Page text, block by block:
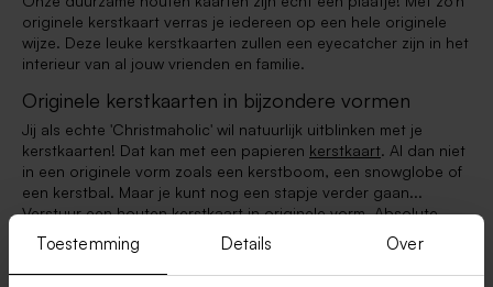
Toestemming Details Over
originele kerstkaart verras je iedereen op een hele originele
wijze. Deze leuke kerstkaarten zullen een eyecatcher zijn in het
interieur van al jouw vrienden en familie.
Originele kerstkaarten in bijzondere vormen
Jij als echte 'Christmaholic' wil natuurlijk uitblinken met je
kerstkaarten! Dat kan met een papieren kerstkaart. Al dan niet
in een originele vorm zoals een kerstboom, een snowglobe of
een kerstbal. Maar je kunt nog een stapje verder gaan...
Verstuur een houten kerstkaart in originele vorm. Absolute
uitblinker: het rendier. Het kaart die je verstuurt als doe-het-
zelf pakketje. De ontvanger zet de kaart eenvoudig in elkaar
en heeft een leuke kerstversiering uit te stallen! Een echte